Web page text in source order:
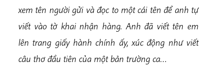
xem tên người gửi và đọc to một cái tên để anh tự
viết vào tờ khai nhận hàng. Anh đã viết tên em
lên trang giấy hành chính ấy, xúc động như viết
câu thơ đầu tiên của một bản trường ca…